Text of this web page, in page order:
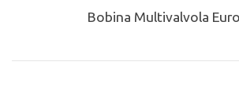
Bobina Multivalvola